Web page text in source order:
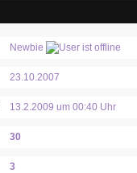
Newbie
23.10.2007
13.2.2009 um 00:40 Uhr
30
3